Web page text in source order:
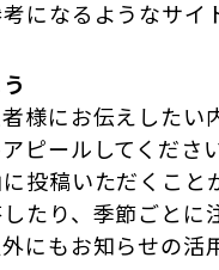
になるようなサ
様にお伝えした
ピールしてくだ
投稿いただくこ
たり、季節ごと
にもお知らせの活